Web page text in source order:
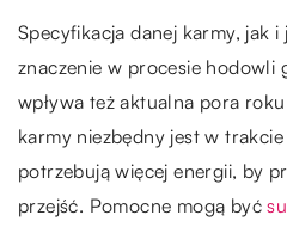
Specyfikacja danej karmy, jak
znaczenie w procesie hodowli
wpływa też aktualna pora
karmy niezbędny jest w
potrzebują więcej energii, by
przejść. Pomocne mogą być